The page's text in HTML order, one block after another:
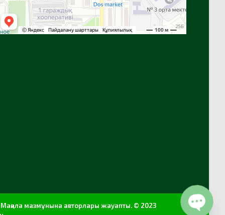
Мақала мазмұнына авторлары жауапты. © 2023